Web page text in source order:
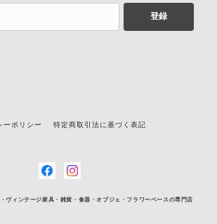
登録
ーポリシー 特定商取引法に基づく表記
ィンテージ家具・雑貨・食器・オブジェ・フラワーベースの専門店